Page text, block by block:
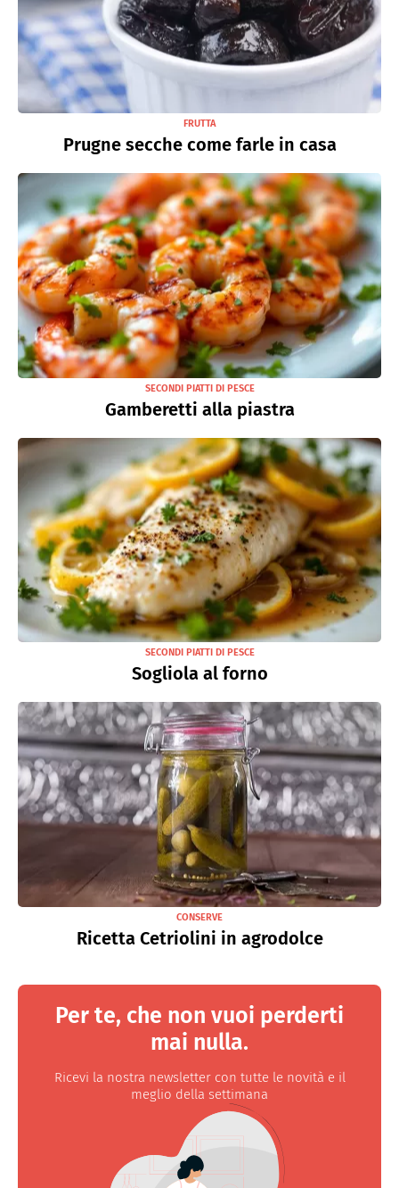
FRUTTA
Prugne secche come farle in casa
SECONDI PIATTI DI PESCE
Gamberetti alla piastra
SECONDI PIATTI DI PESCE
Sogliola al forno
CONSERVE
Ricetta Cetriolini in agrodolce
Per te, che non vuoi perderti
mai nulla.
Ricevi la nostra newsletter con tutte le novità e il
meglio della settimana